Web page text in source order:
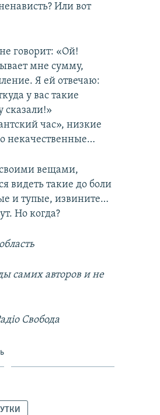
Или вот
говорит: «Ой!
мне сумму,
Я ей отвечаю:
у вас такие
сказали!»
час», низкие
некачественные…
своими вещами,
видеть такие до боли
и тупые, извините…
Но когда?
самих авторов и не
Свобода